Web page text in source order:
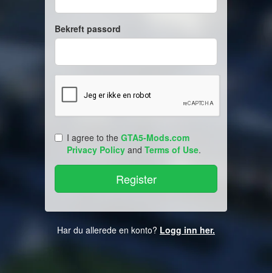
Bekreft passord
I agree to the GTA5-Mods.com
Privacy Policy and Terms of Use.
Har du allerede en konto? Logg inn her.